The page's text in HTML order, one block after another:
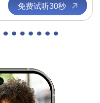
免费试听30秒